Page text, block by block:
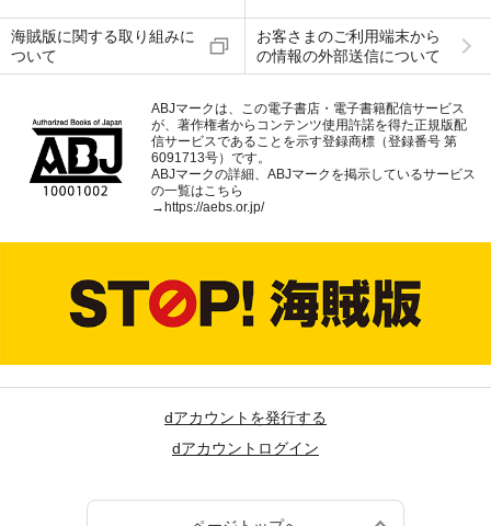
海賊版に関する取り組みに
ついて
お客さまのご利用端末から
の情報の外部送信について
ABJマークは、この電子書店・電子書籍配信サービス
が、著作権者からコンテンツ使用許諾を得た正規版配
信サービスであることを示す登録商標（登録番号 第
6091713号）です。
ABJマークの詳細、ABJマークを掲示しているサービス
の一覧はこちら
→https://aebs.or.jp/
dアカウントを発行する
dアカウントログイン